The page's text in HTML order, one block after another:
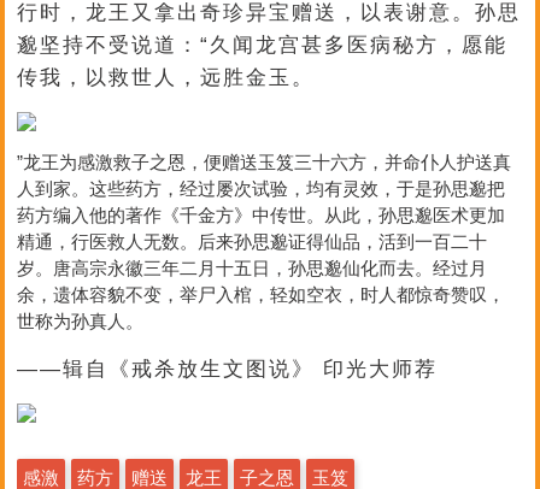
行时，龙王又拿出奇珍异宝赠送，以表谢意。孙思
邈坚持不受说道：“久闻龙宫甚多医病秘方，愿能
传我，以救世人，远胜金玉。
”龙王为感激救子之恩，便赠送玉笈三十六方，并命仆人护送真
人到家。这些药方，经过屡次试验，均有灵效，于是孙思邈把
药方编入他的著作《千金方》中传世。从此，孙思邈医术更加
精通，行医救人无数。后来孙思邈证得仙品，活到一百二十
岁。唐高宗永徽三年二月十五日，孙思邈仙化而去。经过月
余，遗体容貌不变，举尸入棺，轻如空衣，时人都惊奇赞叹，
世称为孙真人。
——辑自《戒杀放生文图说》 印光大师荐
感激 药方 赠送 龙王 子之恩 玉笈